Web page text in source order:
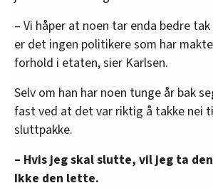
– Vi håper at noen tar enda bedre
er det ingen politikere som har
forhold i etaten, sier Karlsen.
Selv om han har noen tunge år bak
fast ved at det var riktig å takke nei
sluttpakke.
– Hvis jeg skal slutte, vil jeg ta
Ikke den lette.